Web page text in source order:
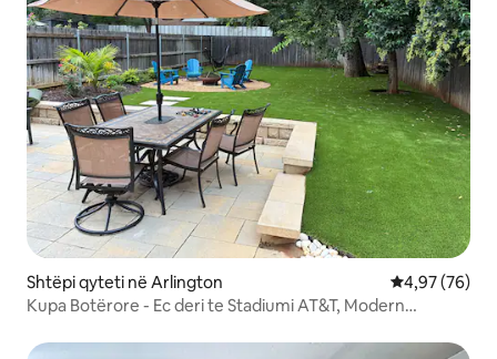
Shtëpi qyteti në Arlington Vlerësimi
4,97 (76)
Kupa Botërore - Ec deri te Stadiumi AT&T, Modern